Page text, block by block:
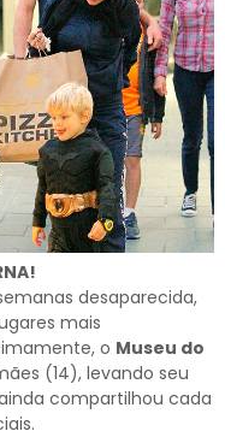
desaparecida,
mais
o Museu do
(14), levando seu
compartilhou cada